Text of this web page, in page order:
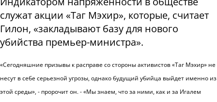
служат акции «Таг Мэхир», которые, считает
Гилон, «закладывают базу для нового
убийства премьер-министра».
«Сегодняшние призывы к расправе со стороны активистов «Таг Мэхир» не
несут в себе серьезной угрозы, однако будущий убийца выйдет именно из
этой среды», - пророчит он. - «Мы знаем, что за ними, как и за Игалем